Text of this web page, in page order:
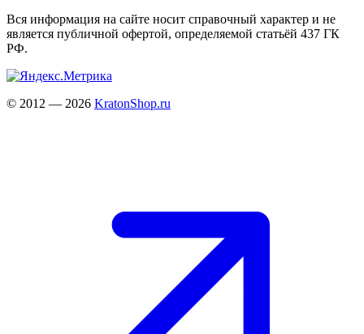
Вся информация на сайте носит справочный характер и не
является публичной офертой, определяемой статьёй 437 ГК
РФ.
© 2012 — 2026 KratonShop.ru